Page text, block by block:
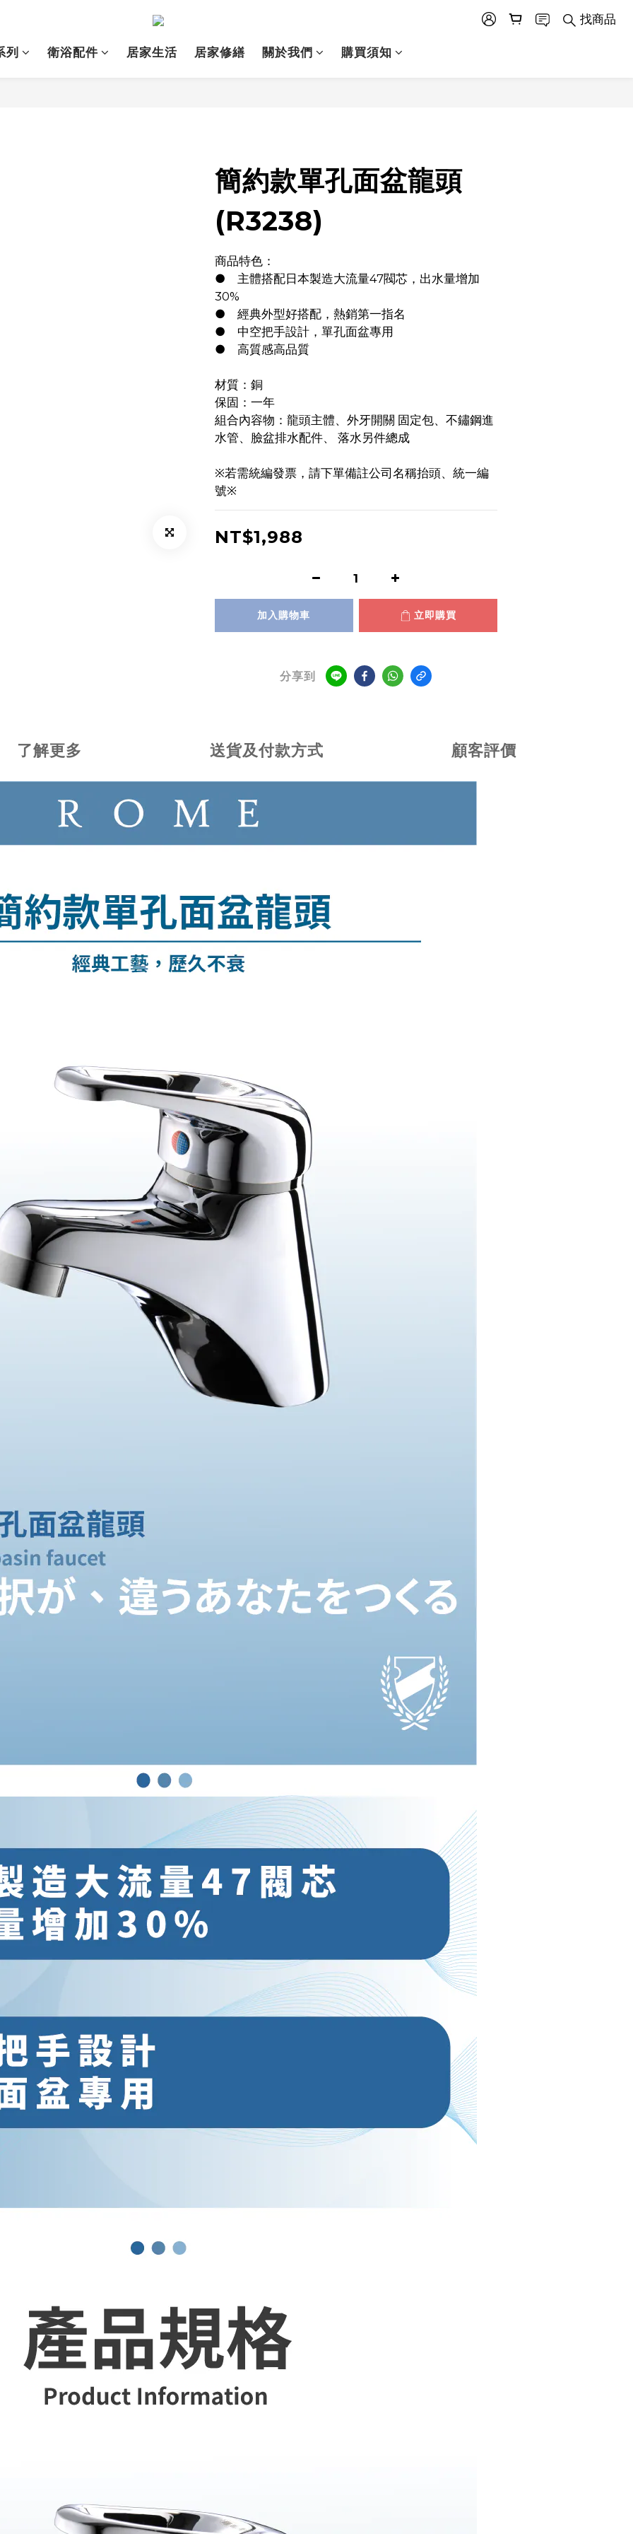
找商品
列 衛浴配件 居家生活 居家修繕 關於我們 購買須知
簡約款單孔面盆龍頭
(R3238)
商品特色：
●	主體搭配日本製造大流量47閥芯，出水量增加
30%
●	經典外型好搭配，熱銷第一指名
●	中空把手設計，單孔面盆專用
●	高質感高品質
材質：銅
保固：一年
組合內容物：龍頭主體、外牙開關 固定包、不鏽鋼進
水管、臉盆排水配件、 落水另件總成
※若需統編發票，請下單備註公司名稱抬頭、統一編
號※
NT$1,988
加入購物車 立即購買
分享到
了解更多 送貨及付款方式 顧客評價